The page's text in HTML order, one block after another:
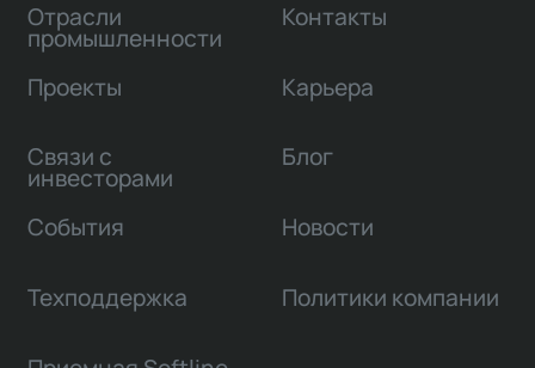
Отрасли
промышленности
Проекты
Связи с
инвесторами
Контакты
Карьера
Блог
События Новости
Техподдержка Политики компании